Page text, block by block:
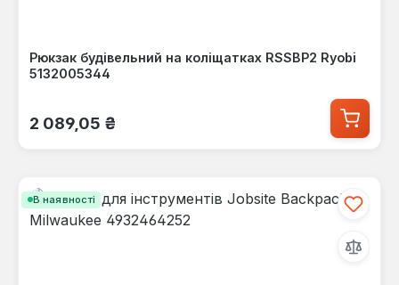
Рюкзак будівельний на коліщатках RSSBP2 Ryobi
5132005344
Звичайна ціна:
2 089,05 ₴
В наявності